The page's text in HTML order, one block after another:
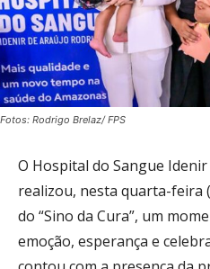
Fotos: Rodrigo Brelaz/ FPS
O Hospital do Sangue
realizou, nesta quarta-feira
do “Sino da Cura”, um
emoção, esperança e